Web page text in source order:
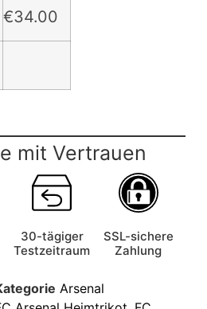
€34.00
mit Vertrauen
30-tägiger
Testzeitraum
SSL-sichere
Zahlung
Arsenal